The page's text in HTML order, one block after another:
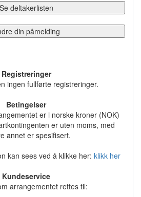
Se deltakerlisten
din påmelding
Registreringer
ingen fullførte registreringer.
Betingelser
er i norske kroner (NOK)
er uten moms, med
annet er spesifisert.
kan sees ved å klikke her: klikk her
Kundeservice
arrangementet rettes til: